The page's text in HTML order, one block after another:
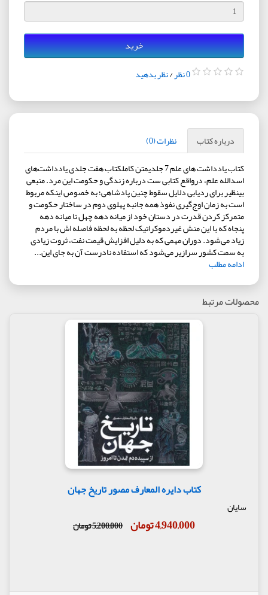
خرید
0 نظر /نظر بدهید
درباره کتاب
نظرات (0)
کتاب یادداشت های علم 7 جلدیمتن کاملکتاب هفت جلدی یادداشت‌های
اسدالله علم، درواقع کتابی ست درباره زندگی و حکومت این مرد. منبعی
بی‎نظیر برای ردیابی دلایل سقوط چنین پادشاهی؛ به خصوص اینکه مربوط
است به زمان اوج‎‌‌گیری نفوذ همه جانبه پهلوی دوم در ساختار حکومت و
متمرکز کردن قدرت در دستان خود از میانه دهه چهل تا میانه دهه
پنجاه که با این منش غیردموکراتیک لحظه به لحظه فاصله اش با مردم
زیاد می‌شود. دوران مهمی که به دلیل افزایش قیمت نفت، ثروت زیادی
به سمت کشور سرازیر می‌شود که استفاده نادرست آن به جای این...
ادامه مطلب
محصولات مرتبط
کتاب دایره المعارف مصور تاریخ جهان
سایان
4,940,000 تومان 5,200,000 تومان